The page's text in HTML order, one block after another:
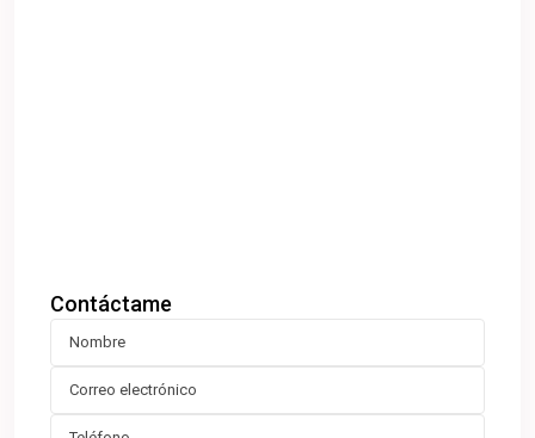
Contáctame